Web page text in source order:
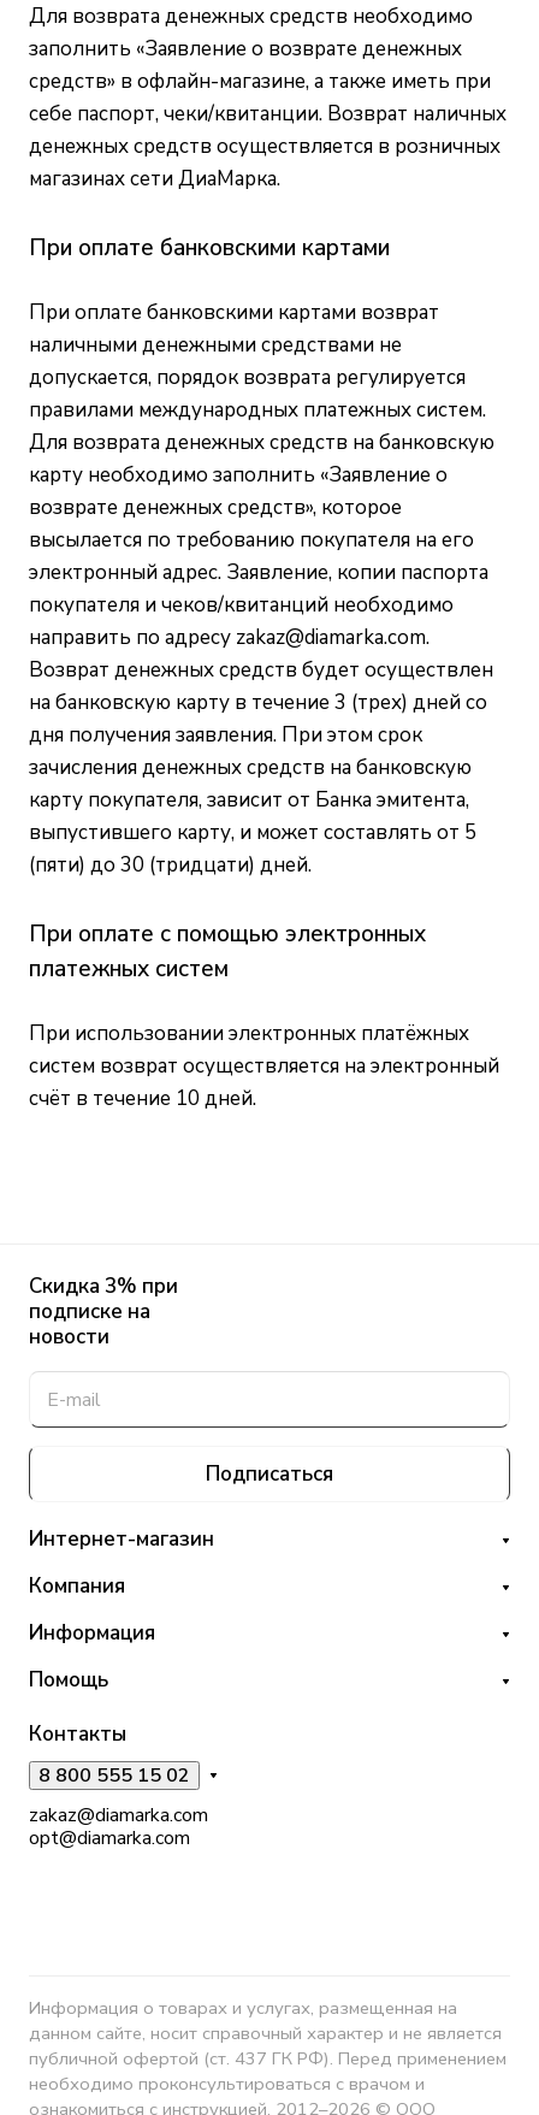
Для возврата денежных средств необходимо
заполнить «Заявление о возврате денежных
средств» в офлайн-магазине, а также иметь при
себе паспорт, чеки/квитанции. Возврат наличных
денежных средств осуществляется в розничных
магазинах сети ДиаМарка.
При оплате банковскими картами
При оплате банковскими картами возврат
наличными денежными средствами не
допускается, порядок возврата регулируется
правилами международных платежных систем.
Для возврата денежных средств на банковскую
карту необходимо заполнить «Заявление о
возврате денежных средств», которое
высылается по требованию покупателя на его
электронный адрес. Заявление, копии паспорта
покупателя и чеков/квитанций необходимо
направить по адресу zakaz@diamarka.com.
Возврат денежных средств будет осуществлен
на банковскую карту в течение 3 (трех) дней со
дня получения заявления. При этом срок
зачисления денежных средств на банковскую
карту покупателя, зависит от Банка эмитента,
выпустившего карту, и может составлять от 5
(пяти) до 30 (тридцати) дней.
При оплате с помощью электронных
платежных систем
При использовании электронных платёжных
систем возврат осуществляется на электронный
счёт в течение 10 дней.
Скидка 3% при
подписке на
новости
Подписаться
Интернет-магазин
Компания
Информация
Помощь
Контакты
8 800 555 15 02
zakaz@diamarka.com
opt@diamarka.com
Информация о товарах и услугах, размещенная на
данном сайте, носит справочный характер и не является
публичной офертой (ст. 437 ГК РФ). Перед применением
необходимо проконсультироваться с врачом и
ознакомиться с инструкцией. 2012–2026 © ООО